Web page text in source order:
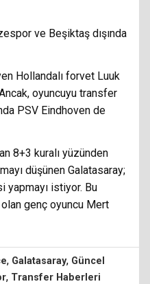
ve Beşiktaş dışında
Hollandalı forvet Luuk
oyuncuyu transfer
PSV Eindhoven de
8+3 kuralı yüzünden
düşünen Galatasaray;
yapmayı istiyor. Bu
genç oyuncu Mert
, Galatasaray, Güncel
, Transfer Haberleri